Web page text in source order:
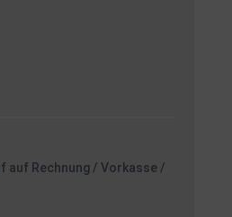
auf Rechnung / Vorkasse /